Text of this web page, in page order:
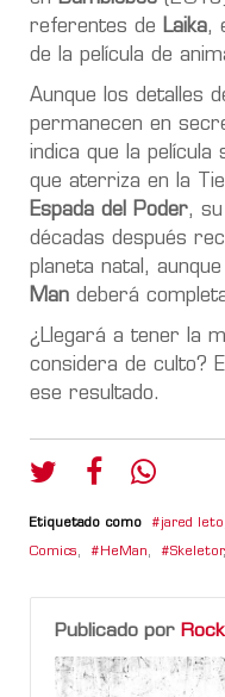
referentes de Laika,
de la película de
Aunque los detalles
permanecen en
indica que la película
que aterriza en la
Espada del Poder, su
décadas después
planeta natal,
Man deberá
¿Llegará a tener la
considera de culto?
ese resultado.
Etiquetado como jared leto
Comics, HeMan, Skeletor,
Publicado por